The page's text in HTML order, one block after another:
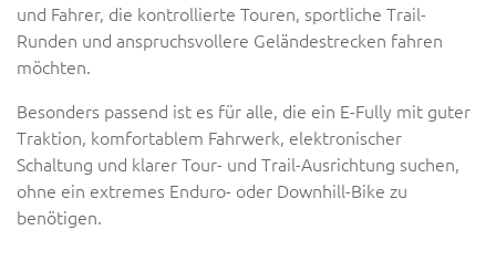
und Fahrer, die kontrollierte Touren, sportliche Trail-
Runden und anspruchsvollere Geländestrecken fahren
möchten.
Besonders passend ist es für alle, die ein E-Fully mit guter
Traktion, komfortablem Fahrwerk, elektronischer
Schaltung und klarer Tour- und Trail-Ausrichtung suchen,
ohne ein extremes Enduro- oder Downhill-Bike zu
benötigen.